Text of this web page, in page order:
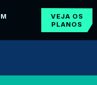
VEJA OS
PLANOS